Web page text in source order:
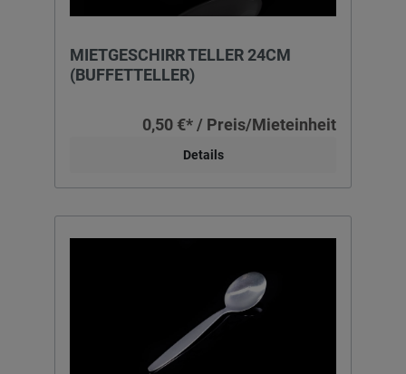
MIETGESCHIRR TELLER 24CM
(BUFFETTELLER)
0,50 €* / Preis/Mieteinheit
Details